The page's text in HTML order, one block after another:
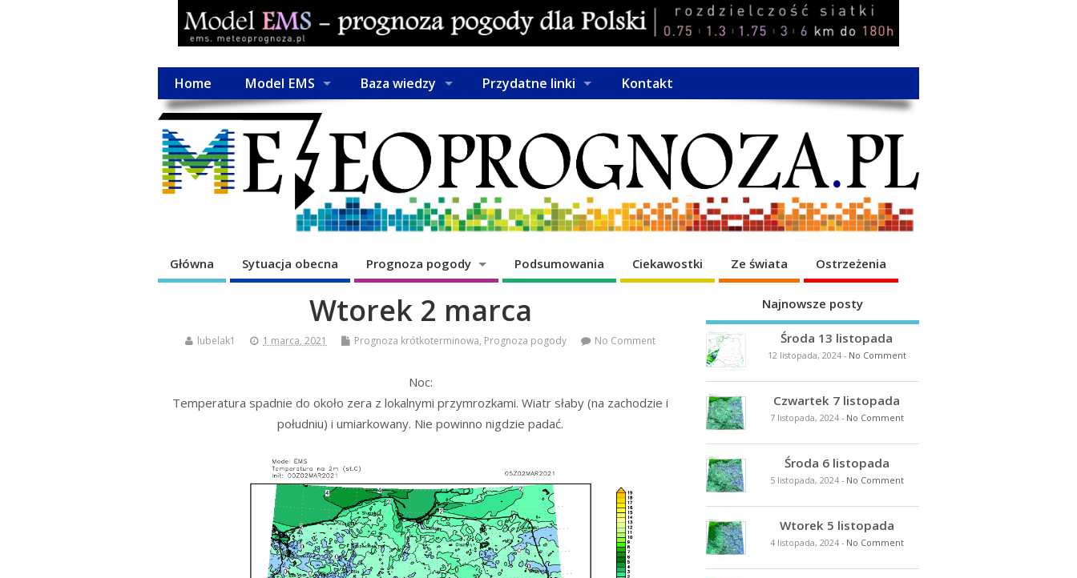
Home Model EMS Baza wiedzy Przydatne linki Kontakt
Główna Sytuacja obecna Prognoza pogody Podsumowania Ciekawostki Ze świata Ostrzeżenia
Wtorek 2 marca
lubelak1 1 marca, 2021 Prognoza krótkoterminowa, Prognoza pogody No Comment
Noc:
Temperatura spadnie do około zera z lokalnymi przymrozkami. Wiatr słaby (na zachodzie i
południu) i umiarkowany. Nie powinno nigdzie padać.
Najnowsze posty
Środa 13 listopada
12 listopada, 2024- No Comment
Czwartek 7 listopada
7 listopada, 2024- No Comment
Środa 6 listopada
5 listopada, 2024- No Comment
Wtorek 5 listopada
4 listopada, 2024- No Comment